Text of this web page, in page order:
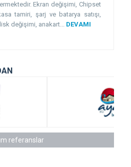
Ekran değişimi, Chipset
tamiri, şarj ve batarya satışı,
değişimi, anakart... DEVAMI
referanslar